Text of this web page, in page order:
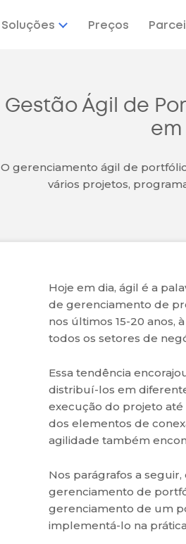
Soluções Preços
Gestão Ágil de
em
O gerenciamento ágil de
vários projetos,
Hoje em dia, ágil é a
de gerenciamento de
nos últimos 15-20 anos,
todos os setores de
Essa tendência
distribuí-los em
execução do projeto
dos elementos de
agilidade também
Nos parágrafos a
gerenciamento de
gerenciamento de um
implementá-lo na